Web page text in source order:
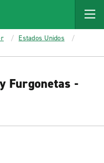
Estados Unidos
Furgonetas -